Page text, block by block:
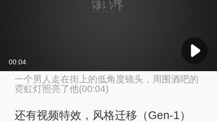
00:04
一个男人走在街上的低角度镜头，周围酒吧的
霓虹灯照亮了他(00:04)
还有视频特效，风格迁移（Gen-1）